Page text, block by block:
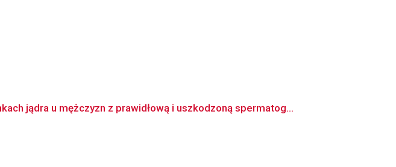
jądra u mężczyzn z prawidłową i uszkodzoną spermatog...